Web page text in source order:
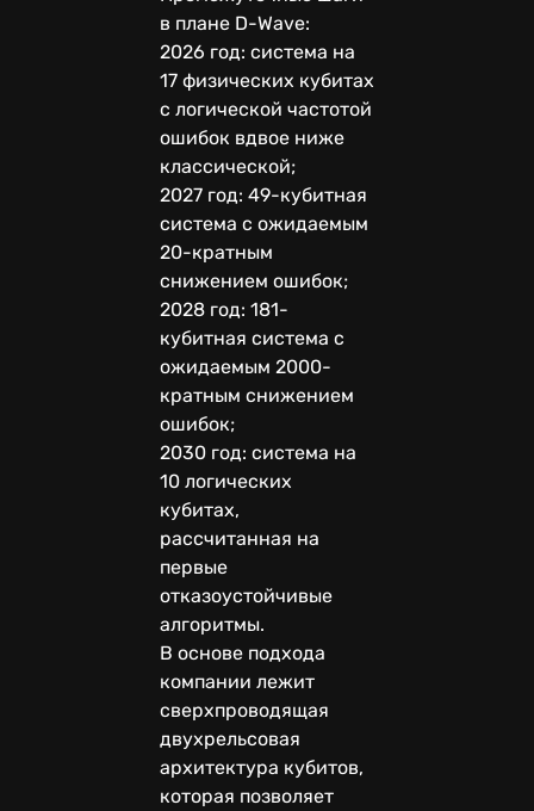
в плане D-Wave:
2026 год: система на
17 физических кубитах
с логической частотой
ошибок вдвое ниже
классической;
2027 год: 49-кубитная
система с ожидаемым
20-кратным
снижением ошибок;
2028 год: 181-
кубитная система с
ожидаемым 2000-
кратным снижением
ошибок;
2030 год: система на
10 логических
кубитах,
рассчитанная на
первые
отказоустойчивые
алгоритмы.
В основе подхода
компании лежит
сверхпроводящая
двухрельсовая
архитектура кубитов,
которая позволяет